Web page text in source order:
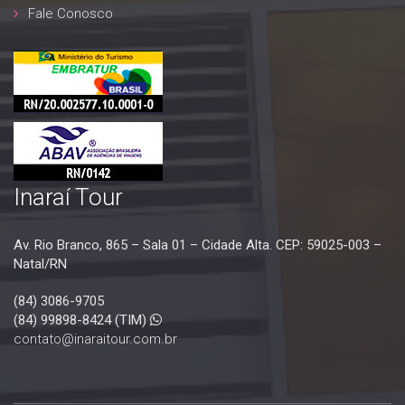
Fale Conosco
Inaraí Tour
Av. Rio Branco, 865 – Sala 01 – Cidade Alta. CEP: 59025-003 –
Natal/RN
(84) 3086-9705
(84) 99898-8424 (TIM)
contato@inaraitour.com.br